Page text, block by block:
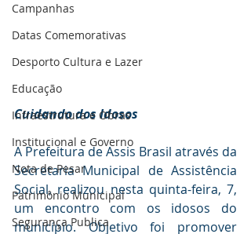
Campanhas
Datas Comemorativas
Desporto Cultura e Lazer
Educação
Infraestrutura e Obras
Institucional e Governo
Nota de Pesar
Patrimônio Municipal
Segurança Publica
Cuidando dos Idosos
A Prefeitura de Assis Brasil através da
Secretaria Municipal de Assistência
Social, realizou nesta quinta-feira, 7,
um encontro com os idosos do
município. Objetivo foi promover